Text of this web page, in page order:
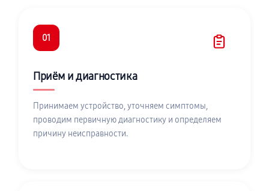
01
Приём и диагностика
Принимаем устройство, уточняем симптомы,
проводим первичную диагностику и определяем
причину неисправности.